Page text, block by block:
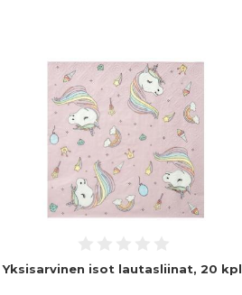
Yksisarvinen isot lautasliinat, 20 kpl